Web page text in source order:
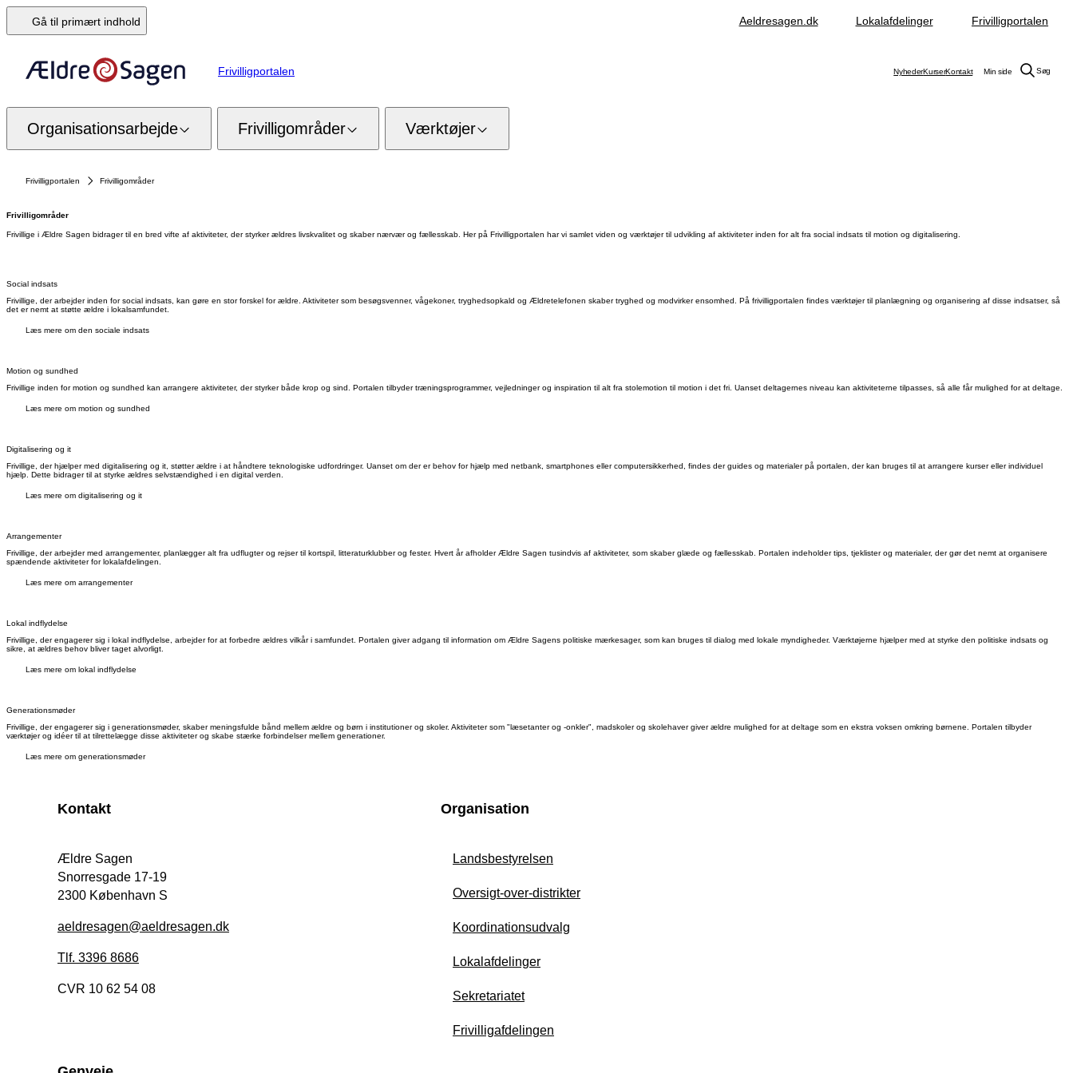
Gå til primært indhold Aeldresagen.dk Lokalafdelinger Frivilligportalen
Frivilligportalen NyhederKurserKontakt Min side Søg
Organisationsarbejde Frivilligområder Værktøjer
Frivilligportalen Frivilligområder
Frivilligområder
Frivillige i Ældre Sagen bidrager til en bred vifte af aktiviteter, der styrker ældres livskvalitet og skaber nærvær og fællesskab. Her på Frivilligportalen har vi samlet viden og værktøjer til udvikling af aktiviteter inden for alt fra social indsats til motion og digitalisering.
Social indsats
Frivillige, der arbejder inden for social indsats, kan gøre en stor forskel for ældre. Aktiviteter som besøgsvenner, vågekoner, tryghedsopkald og Ældretelefonen skaber tryghed og modvirker ensomhed. På frivilligportalen findes værktøjer til planlægning og organisering af disse indsatser, så
det er nemt at støtte ældre i lokalsamfundet.
Læs mere om den sociale indsats
Motion og sundhed
Frivillige inden for motion og sundhed kan arrangere aktiviteter, der styrker både krop og sind. Portalen tilbyder træningsprogrammer, vejledninger og inspiration til alt fra stolemotion til motion i det fri. Uanset deltagernes niveau kan aktiviteterne tilpasses, så alle får mulighed for at deltage.
Læs mere om motion og sundhed
Digitalisering og it
Frivillige, der hjælper med digitalisering og it, støtter ældre i at håndtere teknologiske udfordringer. Uanset om der er behov for hjælp med netbank, smartphones eller computersikkerhed, findes der guides og materialer på portalen, der kan bruges til at arrangere kurser eller individuel
hjælp. Dette bidrager til at styrke ældres selvstændighed i en digital verden.
Læs mere om digitalisering og it
Arrangementer
Frivillige, der arbejder med arrangementer, planlægger alt fra udflugter og rejser til kortspil, litteraturklubber og fester. Hvert år afholder Ældre Sagen tusindvis af aktiviteter, som skaber glæde og fællesskab. Portalen indeholder tips, tjeklister og materialer, der gør det nemt at organisere
spændende aktiviteter for lokalafdelingen.
Læs mere om arrangementer
Lokal indflydelse
Frivillige, der engagerer sig i lokal indflydelse, arbejder for at forbedre ældres vilkår i samfundet. Portalen giver adgang til information om Ældre Sagens politiske mærkesager, som kan bruges til dialog med lokale myndigheder. Værktøjerne hjælper med at styrke den politiske indsats og
sikre, at ældres behov bliver taget alvorligt.
Læs mere om lokal indflydelse
Generationsmøder
Frivillige, der engagerer sig i generationsmøder, skaber meningsfulde bånd mellem ældre og børn i institutioner og skoler. Aktiviteter som "læsetanter og -onkler", madskoler og skolehaver giver ældre mulighed for at deltage som en ekstra voksen omkring børnene. Portalen tilbyder
værktøjer og idéer til at tilrettelægge disse aktiviteter og skabe stærke forbindelser mellem generationer.
Læs mere om generationsmøder
Kontakt
Ældre Sagen
Snorresgade 17-19
2300 København S
aeldresagen@aeldresagen.dk
Tlf. 3396 8686
CVR 10 62 54 08
Organisation
Landsbestyrelsen
Oversigt-over-distrikter
Koordinationsudvalg
Lokalafdelinger
Sekretariatet
Frivilligafdelingen